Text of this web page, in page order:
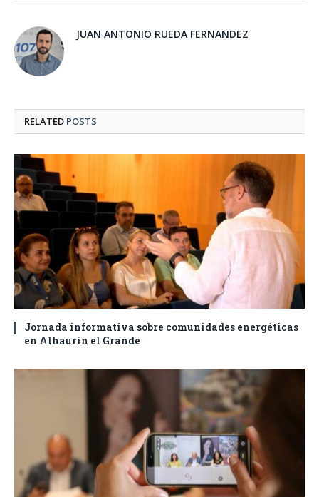
JUAN ANTONIO RUEDA FERNANDEZ
RELATED POSTS
Jornada informativa sobre comunidades energéticas
en Alhaurín el Grande